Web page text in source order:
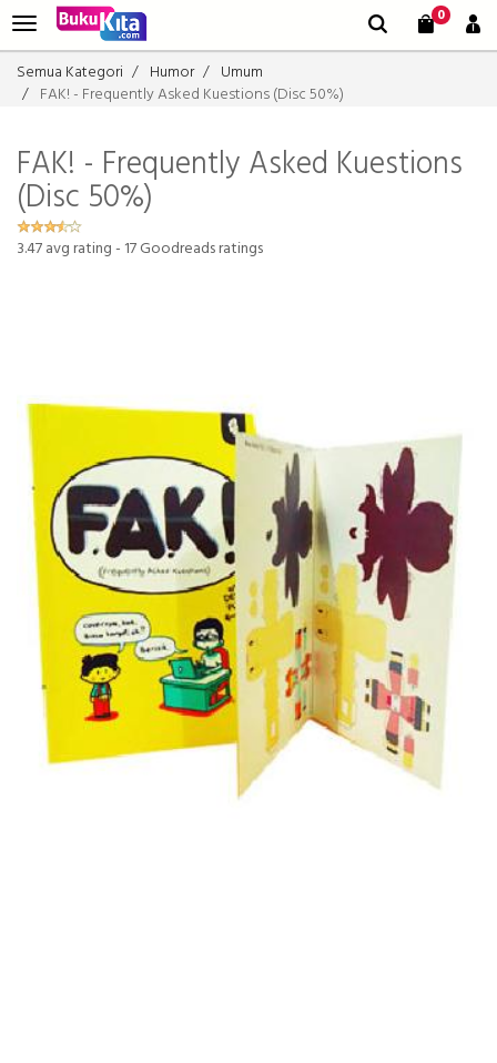
0
Semua Kategori Humor
Umum
FAK! - Frequently Asked Kuestions (Disc 50%)
FAK! - Frequently Asked Kuestions
(Disc 50%)
3.47avg rating - 17Goodreads ratings